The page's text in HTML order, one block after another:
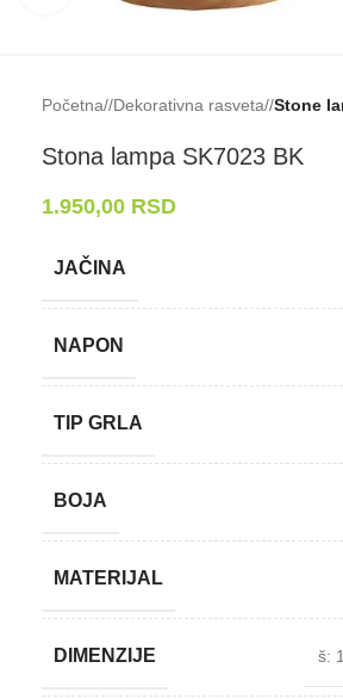
Početna/ Dekorativna rasveta/ Stone
Stona lampa SK7023 BK
1.950,00 RSD
JAČINA
NAPON
TIP GRLA
BOJA
MATERIJAL
DIMENZIJE š: